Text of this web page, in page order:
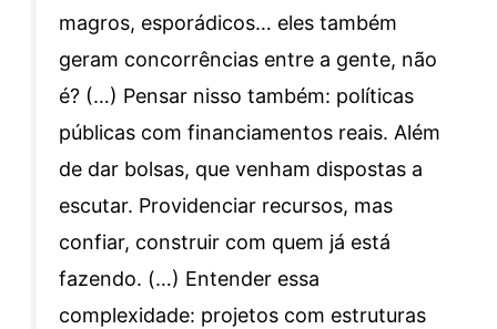
magros, esporádicos… eles também
geram concorrências entre a gente, não
é? (…) Pensar nisso também: políticas
públicas com financiamentos reais. Além
de dar bolsas, que venham dispostas a
escutar. Providenciar recursos, mas
confiar, construir com quem já está
fazendo. (…) Entender essa
complexidade: projetos com estruturas